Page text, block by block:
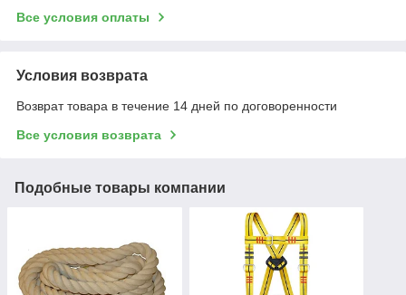
Все условия оплаты
Условия возврата
Возврат товара в течение 14 дней по договоренности
Все условия возврата
Подобные товары компании